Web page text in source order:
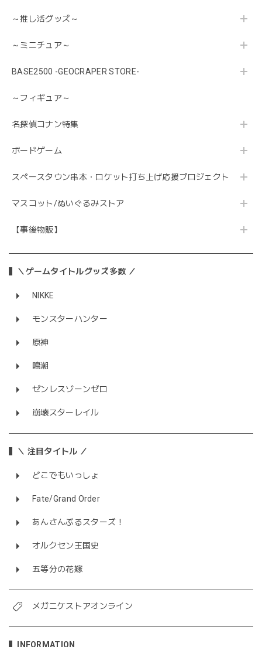
～推し活グッズ～
～ミニチュア～
BASE2500 -GEOCRAPER STORE-
～フィギュア～
名探偵コナン特集
ボードゲーム
スペースタウン串本・ロケット打ち上げ応援プロジェクト
マスコット/ぬいぐるみストア
【事後物販】
＼ゲームタイトルグッズ多数 ／
NIKKE
モンスターハンター
原神
鳴潮
ゼンレスゾーンゼロ
崩壊スターレイル
＼ 注目タイトル ／
どこでもいっしょ
Fate/Grand Order
あんさんぶるスターズ！
オルクセン王国史
五等分の花嫁
メガニケストアオンライン
INFORMATION